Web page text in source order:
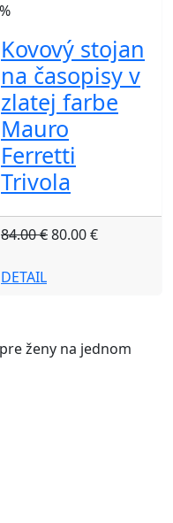
Kovový stojan
na časopisy v
zlatej farbe
Mauro
Ferretti
Trivola
84.00 €80.00 €
DETAIL
ženy na jednom